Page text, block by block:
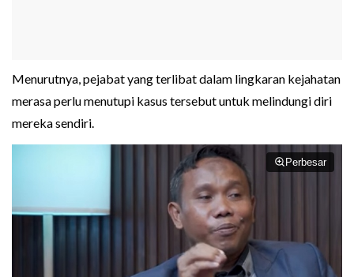
Menurutnya, pejabat yang terlibat dalam lingkaran kejahatan
merasa perlu menutupi kasus tersebut untuk melindungi diri
mereka sendiri.
Perbesar